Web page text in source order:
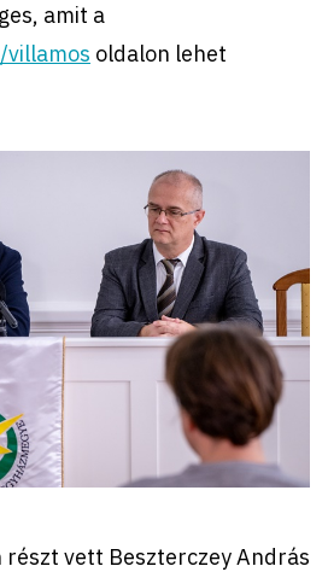
amit a
oldalon lehet
vett Beszterczey András